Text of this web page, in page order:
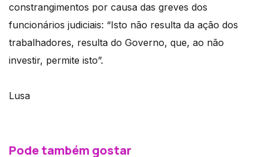
constrangimentos por causa das greves dos
funcionários judiciais: “Isto não resulta da ação dos
trabalhadores, resulta do Governo, que, ao não
investir, permite isto”.
Lusa
Pode também gostar